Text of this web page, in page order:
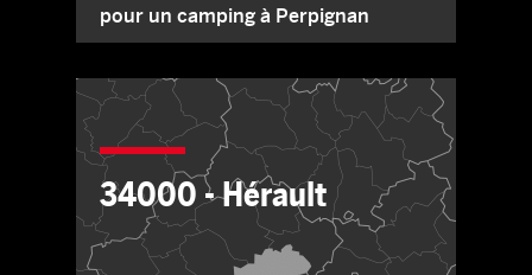
pour un camping à Perpignan
34000 - Hérault